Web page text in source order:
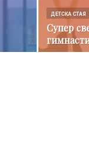
ДЕТСКА СТАЯ
Супер